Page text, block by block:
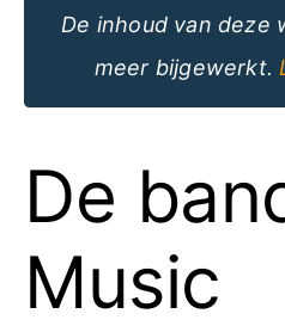
De inhoud van deze
meer bijgewerkt.
De
Music